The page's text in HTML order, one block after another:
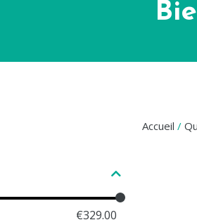
€329.00
Accueil /